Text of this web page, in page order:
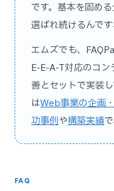
です。基本を固め
選ばれ続けるんです
エムズでも、
E-E-A-T対応のコ
善とセットで実装
はWeb事業の企画
功事例や構築実績
FAQ